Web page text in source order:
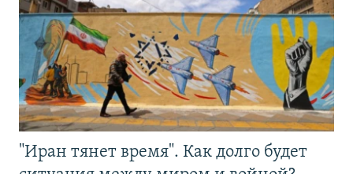
"Иран тянет время". Как долго будет